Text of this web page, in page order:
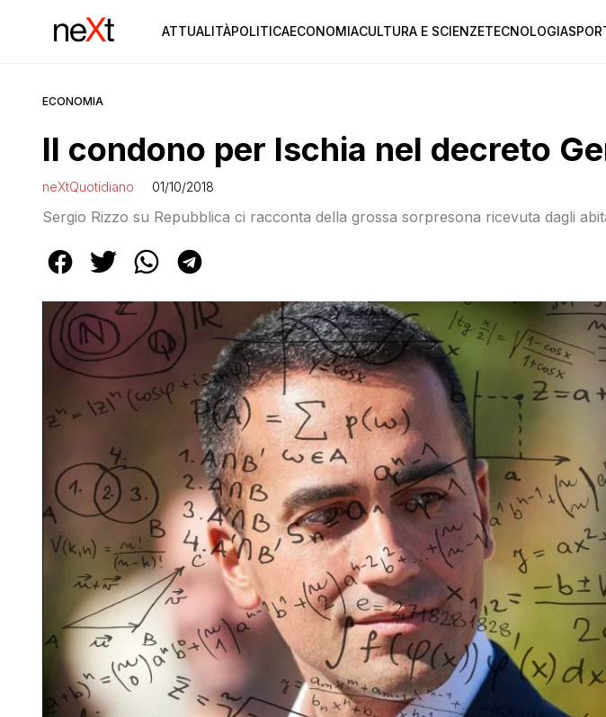
ATTUALITÀPOLITICAECONOMIACULTURA E SCIENZETECNOLOGIA
ECONOMIA
Il condono per Ischia nel decreto
neXtQuotidiano 01/10/2018
Sergio Rizzo su Repubblica ci racconta della grossa sorpresona ricevuta dagli